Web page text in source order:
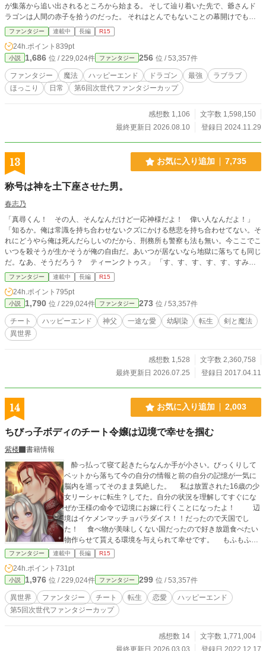
が集落から追い出されるところから始まる。 そして辿り着いた先で、爺さんド
ラゴンは人間の赤子を拾うのだった。 それはとんでもないことの幕開けでも、
あった――
ファンタジー 連載中 長編 R15
24h.ポイント 839pt
小説 1,686 位 / 229,024件 ファンタジー 256 位 / 53,357件
ファンタジー 魔法 ハッピーエンド ドラゴン 最強
ラブラブ
ほっこり
日常 第6回次世代ファンタジーカップ
感想数 1,106
文字数 1,598,150
最終更新日 2026.08.10
登録日 2024.11.29
13 お気に入り追加 7,735
称号は神を土下座させた男。
春志乃
「真尋くん！ その人、そんなんだけど一応神様だよ！ 偉い人なんだよ！」
「知るか。俺は常識を持ち合わせないクズにかける慈悲を持ち合わせてない。そ
れにどうやら俺は死んだらしいのだから、刑務所も警察も法も無い。今ここでこ
いつを殺そうが生かそうが俺の自由だ。あいつが居ないなら地獄に落ちても同じ
だ。なあ、そうだろう？ ティーンクトゥス」 「す、す、す、す、す、すみま
せんでしたあぁあああああああ！」 これは、馬鹿だけど憎み切れない神様ティ
ーンクトゥスの為に剣と魔法、そして魔獣たちの息づくアーテル王国でチートが
過ぎる男子高校生・水無月真尋が無自覚チートの親友・鈴木一路と共に神様の為
と言いながら好き勝手に生きていく物語。 主人公は一途に幼馴染(女性)を想い続
けます。話はゆっくり進んでいきます。 ※教会、神父、などが出てきますが実
在するものとは一切関係ありません。 ※対応できない可能性がありますので、
誤字脱字報告は不要です。 ※無断転載は厳に禁じます
ファンタジー 連載中 長編 R15
24h.ポイント 795pt
小説 1,790 位 / 229,024件 ファンタジー 273 位 / 53,357件
チート ハッピーエンド 神父 一途な愛 幼馴染 転生
剣と魔法
異世界
感想数 1,528
文字数 2,360,758
最終更新日 2026.07.25
登録日 2017.04.11
14 お気に入り追加 2,003
ちびっ子ボディのチート令嬢は辺境で幸せを掴む
紫楼
書籍情報
酔っ払って寝て起きたらなんか手が小さい。びっくりして
ベットから落ちて今の自分の情報と前の自分の記憶が一気に
脳内を巡ってそのまま気絶した。 私は放置された16歳の少
女リーシャに転生？してた。自分の状況を理解してすぐにな
ぜか王様の命令で辺境にお嫁に行くことになったよ！ 辺
境はイケメンマッチョパラダイス！！だったので天国でし
た！ 食べ物が美味しくない国だったので好き放題食べたい
物作らせて貰える環境を与えられて幸せです。 もふもふ？
に出会ったけどなんか違う！？ もふじゃない爺と契約！？
とかなんだかなーな仲間もできるよ。 両親のこととかリー
シャの真実が明るみに出たり、思わぬ方向に物事が進んだ
り？ いつかは立派な辺境伯夫人になりたいリーシャの日
常のお話。 主人公が結婚するんでR指定は保険です。外
見とかストーリー的に身長とか容姿について表現があるので
不快になりそうでしたらそっと閉じてください。完全な性表
理感の強い人には向かないと思われますので、そっ閉じして
ください。 小さい見た目のお転婆さんとか書きたかった
ファンタジー 連載中 長編 R15
24h.ポイント 731pt
小説 1,976 位 / 229,024件 ファンタジー 299 位 / 53,357件
異世界 ファンタジー チート 転生 恋愛
ハッピーエンド
第5回次世代ファンタジーカップ
感想数 14
文字数 1,771,004
最終更新日 2026.03.03
登録日 2022.12.17